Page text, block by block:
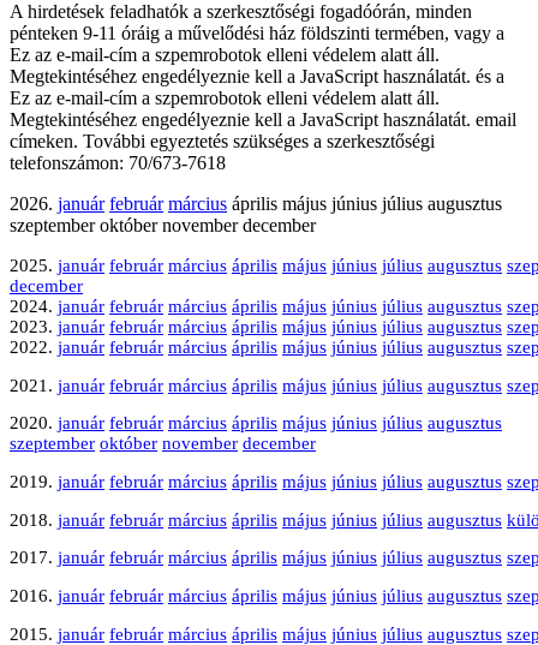
A hirdetések feladhatók a szerkesztőségi fogadóórán, minden
pénteken 9-11 óráig a művelődési ház földszinti termében, vagy a
Ez az e-mail-cím a szpemrobotok elleni védelem alatt áll.
Megtekintéséhez engedélyeznie kell a JavaScript használatát. és a
Ez az e-mail-cím a szpemrobotok elleni védelem alatt áll.
Megtekintéséhez engedélyeznie kell a JavaScript használatát. email
címeken. További egyeztetés szükséges a szerkesztőségi
telefonszámon: 70/673-7618
2026. január február március április május június július augusztus
szeptember október november december
2025. január február március április május június július augusztus
december
2024. január február március április május június július augusztus
2023. január február március április május június július augusztus
2022. január február március április május június július augusztus
2021. január február március április május június július augusztus
2020. január február március április május június július augusztus
szeptember október november december
2019. január február március április május június július augusztus
2018. január február március április május június július augusztus
2017. január február március április május június július augusztus
2016. január február március április május június július augusztus
2015. január február március április május június július augusztus